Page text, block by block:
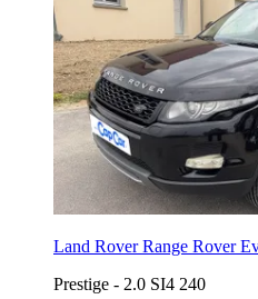
Land Rover Range Rover
Prestige - 2.0 SI4 240